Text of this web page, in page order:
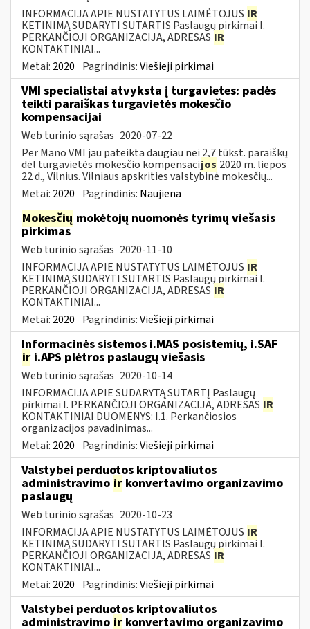
INFORMACIJA APIE NUSTATYTUS LAIMĖTOJUS IR
KETINIMĄ SUDARYTI SUTARTIS Paslaugų pirkimai I.
PERKANČIOJI ORGANIZACIJA, ADRESAS IR
KONTAKTINIAI...
Metai: 2020 Pagrindinis:Viešieji pirkimai
VMI specialistai atvyksta į turgavietes: padės
teikti paraiškas turgavietės mokesčio
kompensacijai
Web turinio sąrašas 2020-07-22
Per Mano VMI jau pateikta daugiau nei 2,7 tūkst. paraiškų
dėl turgavietės mokesčio kompensacijos 2020 m. liepos
22 d., Vilnius. Vilniaus apskrities valstybinė mokesčių...
Metai: 2020 Pagrindinis: Naujiena
Mokesčių mokėtojų nuomonės tyrimų viešasis
pirkimas
Web turinio sąrašas 2020-11-10
INFORMACIJA APIE NUSTATYTUS LAIMĖTOJUS IR
KETINIMĄ SUDARYTI SUTARTIS Paslaugų pirkimai I.
PERKANČIOJI ORGANIZACIJA, ADRESAS IR
KONTAKTINIAI...
Metai: 2020 Pagrindinis:Viešieji pirkimai
Informacinės sistemos i.MAS posistemių, i.SAF
ir i.APS plėtros paslaugų viešasis
Web turinio sąrašas 2020-10-14
INFORMACIJA APIE SUDARYTĄ SUTARTĮ Paslaugų
pirkimai I. PERKANČIOJI ORGANIZACIJA, ADRESAS IR
KONTAKTINIAI DUOMENYS: I.1. Perkančiosios
organizacijos pavadinimas...
Metai: 2020 Pagrindinis:Viešieji pirkimai
Valstybei perduotos kriptovaliutos
administravimo ir konvertavimo organizavimo
paslaugų
Web turinio sąrašas 2020-10-23
INFORMACIJA APIE NUSTATYTUS LAIMĖTOJUS IR
KETINIMĄ SUDARYTI SUTARTIS Paslaugų pirkimai I.
PERKANČIOJI ORGANIZACIJA, ADRESAS IR
KONTAKTINIAI...
Metai: 2020 Pagrindinis:Viešieji pirkimai
Valstybei perduotos kriptovaliutos
administravimo ir konvertavimo organizavimo